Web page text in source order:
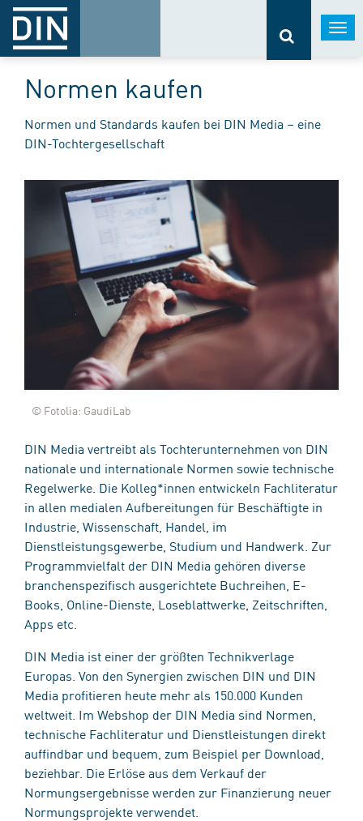
Normen kaufen
Normen und Standards kaufen bei DIN Media – eine
DIN-Tochtergesellschaft
© Fotolia: GaudiLab
DIN Media vertreibt als Tochterunternehmen von DIN
nationale und internationale Normen sowie technische
Regelwerke. Die Kolleg*innen entwickeln Fachliteratur
in allen medialen Aufbereitungen für Beschäftigte in
Industrie, Wissenschaft, Handel, im
Dienstleistungsgewerbe, Studium und Handwerk. Zur
Programmvielfalt der DIN Media gehören diverse
branchenspezifisch ausgerichtete Buchreihen, E-
Books, Online-Dienste, Loseblattwerke, Zeitschriften,
Apps etc.
DIN Media ist einer der größten Technikverlage
Europas. Von den Synergien zwischen DIN und DIN
Media profitieren heute mehr als 150.000 Kunden
weltweit. Im Webshop der DIN Media sind Normen,
technische Fachliteratur und Dienstleistungen direkt
auffindbar und bequem, zum Beispiel per Download,
beziehbar. Die Erlöse aus dem Verkauf der
Normungsergebnisse werden zur Finanzierung neuer
Normungsprojekte verwendet.